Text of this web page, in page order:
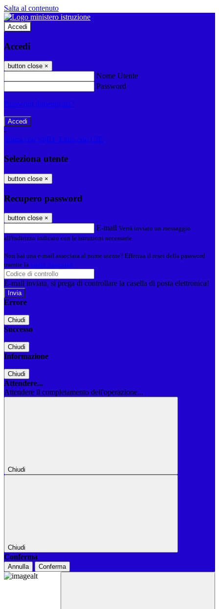
Salta al contenuto
Accedi
Accedi
button close ×
Nome Utente
Password
Password dimenticata?
-
Entra con SPID
Entra con CIE
Seleziona utente
button close ×
Recupero password
button close ×
E-mail Verrà inviato un messaggio
all'indirizzo indicato con le istruzioni necessarie.
Non hai una e-mail associata al nome utente? Effettua il reset della password
tramite la Login Spaggiari
E-mail inviata, si prega di controllare la casella di posta elettronica!
Errore
Chiudi
Successo
Chiudi
Informazione
Chiudi
Attendere...
Attendere il completamento dell'operazione...
Chiudi
Chiudi
Conferma
Annulla Conferma